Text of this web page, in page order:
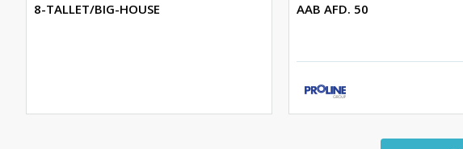
8-TALLET/BIG-HOUSE AAB AFD. 50